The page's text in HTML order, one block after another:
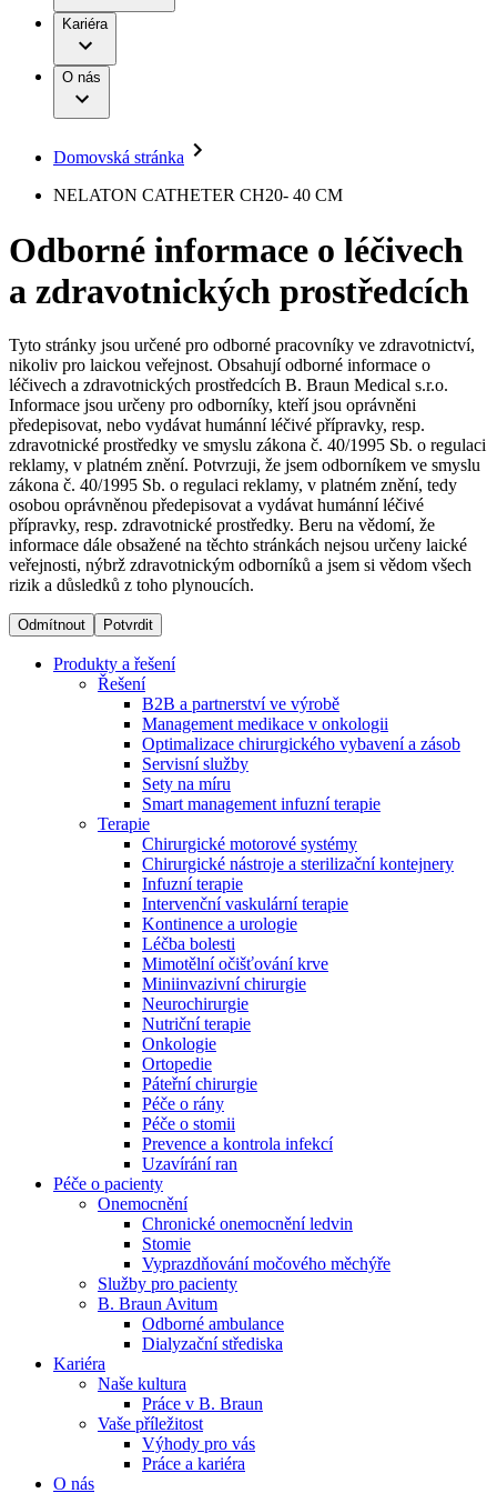
Léčba bolesti
Mimotělní očišťování krve
Neurochirurgie
Onkologie
Ortopedie
Páteřní chirurgie
Péče o rány
Prevence a kontrola infekcí
Uzavírání ran
Řešení
Terapie
Produktový katalog​
Objevte naše produkty. Navštivte produktový katalog B.
Braun s našim kompletním produktovým portfoliem.
Onemocnění
B. Braun Avitum
Dialyzační střediska​
B. Braun Avitum poskytuje kvalitní dialyzační péči ve všech
svých střediscích v České republice. Více informací se
dozvíte na stránkách jednotlivých středisek.
Odborné ambulance
Naše specializované ambulance jsou tu pro vás. Zvolte
specializaci a město, které potřebujete, a objednejte se do naší
ambulance.
Práce a kariéra
Naše kultura
Vaše příležitost​
Nabídky pracovních míst
Objevte své kariérní příležitosti ​v B. Braun. Vyhledejte náš trh
práce​ pro zajímavé pozice.​
Odpovědnost
Média
Tiskové zprávy
Kontakt
Kontaktní formulář
Registrace k odběru newsletteru
Odpovědnost
Média
Kontakt
Zůstaňte v dialogu s B. Braun. ​Kontaktujte nás.​
Kariéra
O nás
Domovská stránka
NELATON CATHETER CH20- 40 CM
Odborné informace o léčivech
a zdravotnických prostředcích
Tyto stránky jsou určené pro odborné pracovníky ve zdravotnictví,
nikoliv pro laickou veřejnost. Obsahují odborné informace o
léčivech a zdravotnických prostředcích B. Braun Medical s.r.o.
Informace jsou určeny pro odborníky, kteří jsou oprávněni
předepisovat, nebo vydávat humánní léčivé přípravky, resp.
zdravotnické prostředky ve smyslu zákona č. 40/1995 Sb. o regulaci
reklamy, v platném znění. Potvrzuji, že jsem odborníkem ve smyslu
zákona č. 40/1995 Sb. o regulaci reklamy, v platném znění, tedy
osobou oprávněnou předepisovat a vydávat humánní léčivé
přípravky, resp. zdravotnické prostředky. Beru na vědomí, že
informace dále obsažené na těchto stránkách nejsou určeny laické
veřejnosti, nýbrž zdravotnickým odborníků a jsem si vědom všech
rizik a důsledků z toho plynoucích.
Odmítnout Potvrdit
Produkty a řešení
Řešení
B2B a partnerství ve výrobě
Management medikace v onkologii
Optimalizace chirurgického vybavení a zásob
Servisní služby
Sety na míru
Smart management infuzní terapie​
Terapie
Chirurgické motorové systémy
Chirurgické nástroje a sterilizační kontejnery
Infuzní terapie
Intervenční vaskulární terapie
Kontinence a urologie
Léčba bolesti
Mimotělní očišťování krve
Miniinvazivní chirurgie
Neurochirurgie
Nutriční terapie
Onkologie
Ortopedie
Páteřní chirurgie
Péče o rány
Péče o stomii
Prevence a kontrola infekcí
Uzavírání ran
Péče o pacienty
Onemocnění
Chronické onemocnění ledvin
Stomie
Vyprazdňování močového měchýře
Služby pro pacienty
B. Braun Avitum
Odborné ambulance
Dialyzační střediska
Kariéra
Naše kultura
Práce v B. Braun
Vaše příležitost​
Výhody pro vás
Práce a kariéra
O nás